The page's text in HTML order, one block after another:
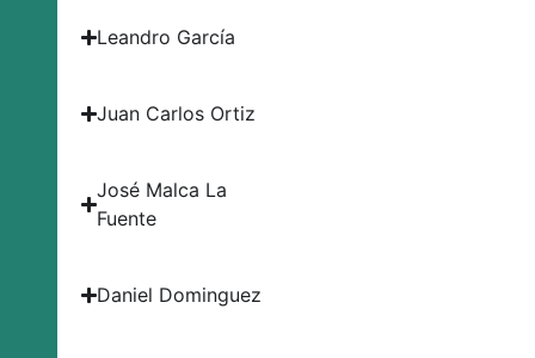
Leandro García
Juan Carlos Ortiz
José Malca La
Fuente
Daniel Dominguez